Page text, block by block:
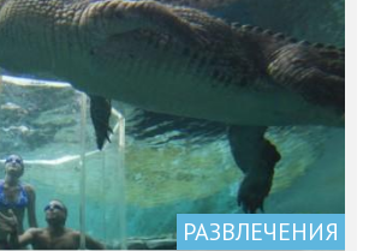
РАЗВЛЕЧЕНИЯ